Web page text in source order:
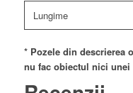
Lungime
* Pozele din descrierea
nu fac obiectul nici